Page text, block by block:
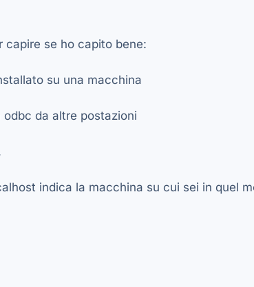
capire se ho capito bene:
su una macchina
da altre postazioni
indica la macchina su cui sei in quel